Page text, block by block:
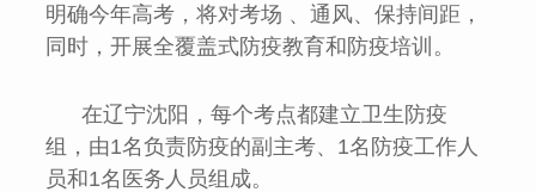
明确今年高考，将对考场 、通风、保持间距，
同时，开展全覆盖式防疫教育和防疫培训。
在辽宁沈阳，每个考点都建立卫生防疫
组，由1名负责防疫的副主考、1名防疫工作人
员和1名医务人员组成。